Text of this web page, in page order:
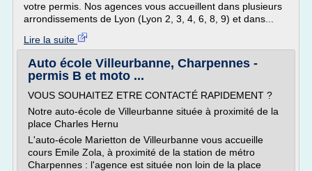
votre permis. Nos agences vous accueillent dans plusieurs
arrondissements de Lyon (Lyon 2, 3, 4, 6, 8, 9) et dans...
Lire la suite
Auto école Villeurbanne, Charpennes -
permis B et moto ...
VOUS SOUHAITEZ ETRE CONTACTÉ RAPIDEMENT ?
Notre auto-école de Villeurbanne située à proximité de la
place Charles Hernu
L'auto-école Marietton de Villeurbanne vous accueille
cours Emile Zola, à proximité de la station de métro
Charpennes : l'agence est située non loin de la place